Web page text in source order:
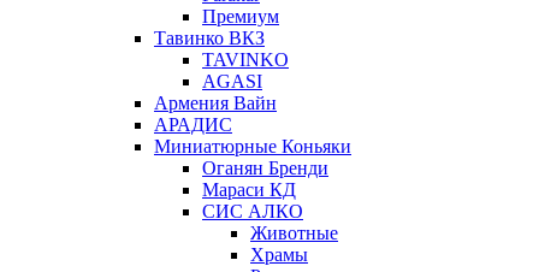
Премиум
Тавинко ВКЗ
TAVINKO
AGASI
Армения Вайн
АРАДИС
Миниатюрные Коньяки
Оганян Бренди
Мараси КД
СИС АЛКО
Животные
Храмы